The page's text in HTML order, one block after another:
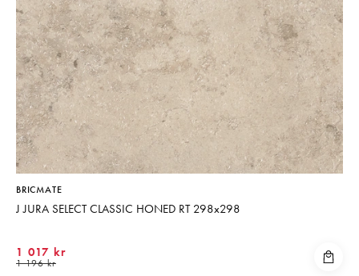
BRICMATE
J JURA SELECT CLASSIC HONED RT 298x298
1 017 kr
1 196 kr